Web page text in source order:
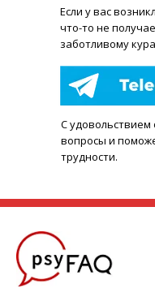
Если у вас
что-то не
заботливому
С
вопросы и
трудности.